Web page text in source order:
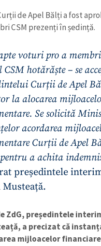
de Apel Bălți a fost
CSM prezenți în ședință.
voturi pro a
CSM hotărăște – se
Curții de Apel
la alocarea
Se solicită
acordarea
Curții de Apel
a achita
președintele
Musteață.
ZdG, președintele
a precizat că
mijloacelor